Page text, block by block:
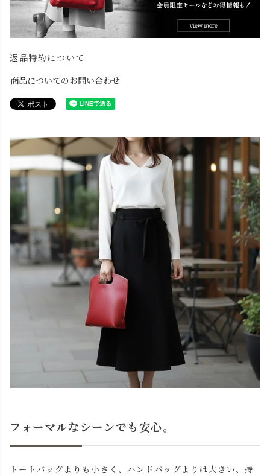
返品特約について
商品についてのお問い合わせ
フォーマルなシーンでも安心。
トートバッグよりも小さく、ハンドバッグよりは大きい、持